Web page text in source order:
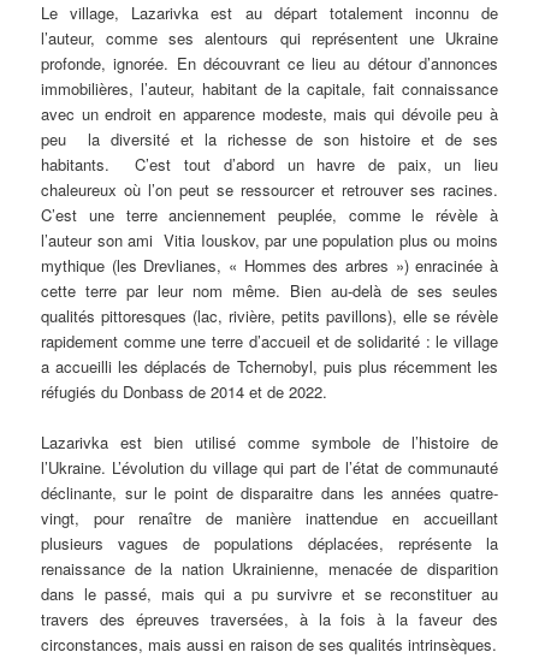
Le village, Lazarivka est au départ totalement inconnu de
l’auteur, comme ses alentours qui représentent une Ukraine
profonde, ignorée. En découvrant ce lieu au détour d’annonces
immobilières, l’auteur, habitant de la capitale, fait connaissance
avec un endroit en apparence modeste, mais qui dévoile peu à
peu la diversité et la richesse de son histoire et de ses
habitants. C’est tout d’abord un havre de paix, un lieu
chaleureux où l’on peut se ressourcer et retrouver ses racines.
C’est une terre anciennement peuplée, comme le révèle à
l’auteur son ami Vitia Iouskov, par une population plus ou moins
mythique (les Drevlianes, « Hommes des arbres ») enracinée à
cette terre par leur nom même. Bien au-delà de ses seules
qualités pittoresques (lac, rivière, petits pavillons), elle se révèle
rapidement comme une terre d’accueil et de solidarité : le village
a accueilli les déplacés de Tchernobyl, puis plus récemment les
réfugiés du Donbass de 2014 et de 2022.
Lazarivka est bien utilisé comme symbole de l’histoire de
l’Ukraine. L’évolution du village qui part de l’état de communauté
déclinante, sur le point de disparaitre dans les années quatre-
vingt, pour renaître de manière inattendue en accueillant
plusieurs vagues de populations déplacées, représente la
renaissance de la nation Ukrainienne, menacée de disparition
dans le passé, mais qui a pu survivre et se reconstituer au
travers des épreuves traversées, à la fois à la faveur des
circonstances, mais aussi en raison de ses qualités intrinsèques.